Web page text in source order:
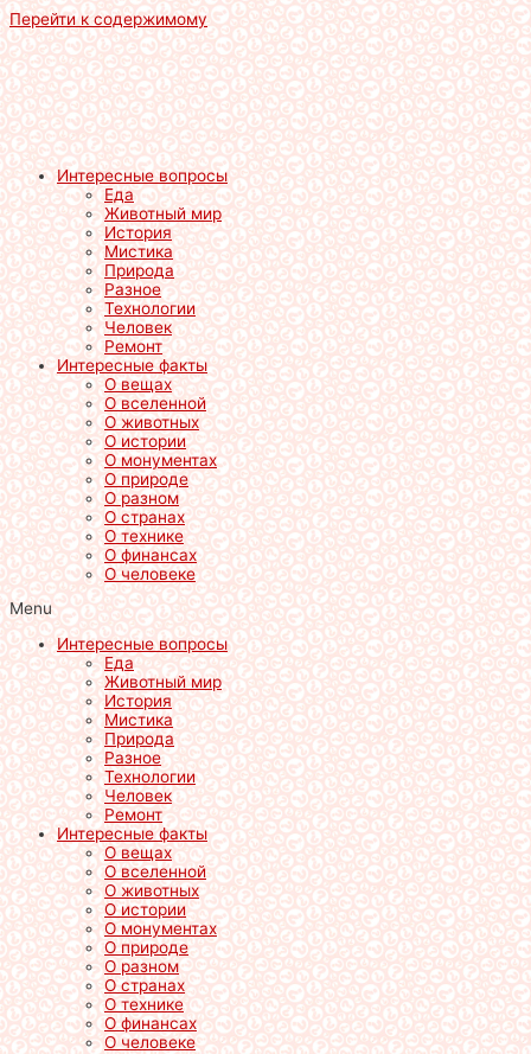
Перейти к содержимому
Интересные вопросы
Еда
Животный мир
История
Мистика
Природа
Разное
Технологии
Человек
Ремонт
Интересные факты
О вещах
О вселенной
О животных
О истории
О монументах
О природе
О разном
О странах
О технике
О финансах
О человеке
Menu
Интересные вопросы
Еда
Животный мир
История
Мистика
Природа
Разное
Технологии
Человек
Ремонт
Интересные факты
О вещах
О вселенной
О животных
О истории
О монументах
О природе
О разном
О странах
О технике
О финансах
О человеке